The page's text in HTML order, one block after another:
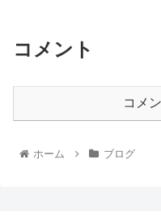
コメント
コメ
ホーム ブログ